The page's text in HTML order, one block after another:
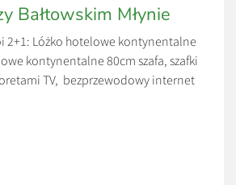
Bałtowskim Młynie
2+1: Lóżko hotelowe kontynentalne
kontynentalne 80cm szafa, szafki
TV, bezprzewodowy internet
– pełne wyposażenie , ręczniki
pokoi typ studio 2+2+1: 2 Lóżko
120cm Lóżko hotelowe
szafa, komoda stół z krzesłami TV,